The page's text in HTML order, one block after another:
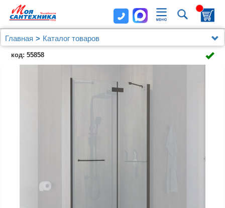
Главная
Каталог товаров
Душевые уголки, ограждения, поддоны
Душевые двери в нишу
код: 55858